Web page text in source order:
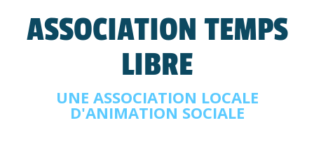
ASSOCIATION TEMPS
LIBRE
UNE ASSOCIATION LOCALE
D'ANIMATION SOCIALE